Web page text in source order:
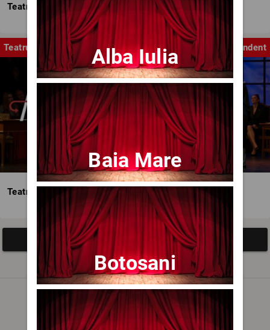
Teatrul Mic - Stagiunea 2025-2026
Teatru Independent
Teatrul Avangardia
Afisați mai multe evenimente
Noutăți
Alba Iulia
Baia Mare
Botosani